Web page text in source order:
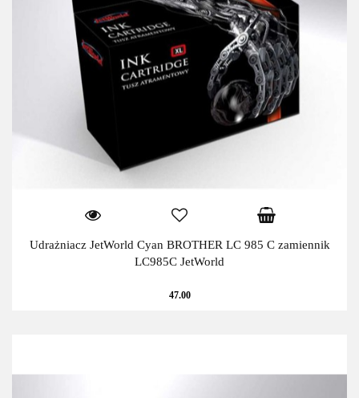
Udrażniacz JetWorld Cyan BROTHER LC 985 C zamiennik
LC985C JetWorld
47.00